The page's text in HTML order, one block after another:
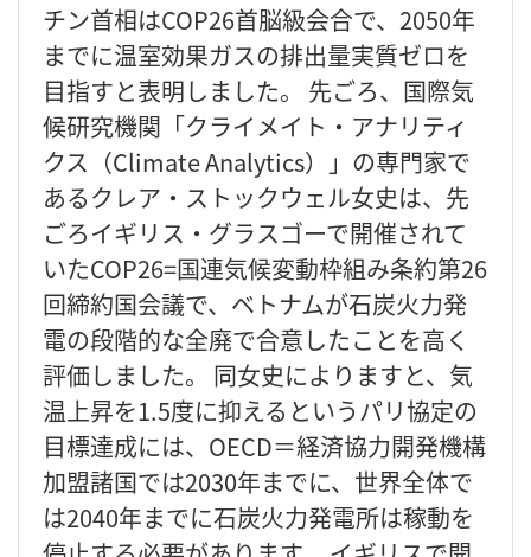
チン首相はCOP26首脳級会合で、2050年
までに温室効果ガスの排出量実質ゼロを
目指すと表明しました。 先ごろ、国際気
候研究機関「クライメイト・アナリティ
クス（Climate Analytics）」の専門家で
あるクレア・ストックウェル女史は、先
ごろイギリス・グラスゴーで開催されて
いたCOP26=国連気候変動枠組み条約第26
回締約国会議で、ベトナムが石炭火力発
電の段階的な全廃で合意したことを高く
評価しました。 同女史によりますと、気
温上昇を1.5度に抑えるというパリ協定の
目標達成には、OECD＝経済協力開発機構
加盟諸国では2030年までに、世界全体で
は2040年までに石炭火力発電所は稼動を